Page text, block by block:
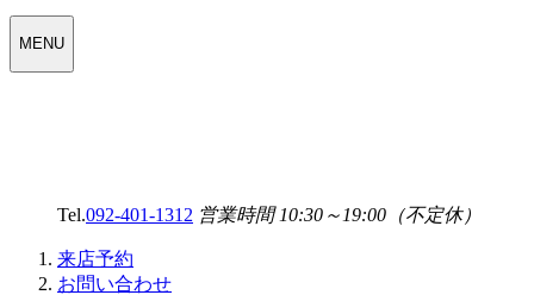
SELECT
MENU
Tel.092-401-1312 営業時間 10:30～19:00（不定休）
来店予約
お問い合わせ